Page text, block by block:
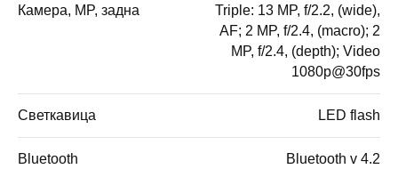
Камера, MP, задна
Triple: 13 MP, f/2.2, (wide),
AF; 2 MP, f/2.4, (macro); 2
MP, f/2.4, (depth); Video
1080p@30fps
Светкавица LED flash
Bluetooth Bluetooth v 4.2